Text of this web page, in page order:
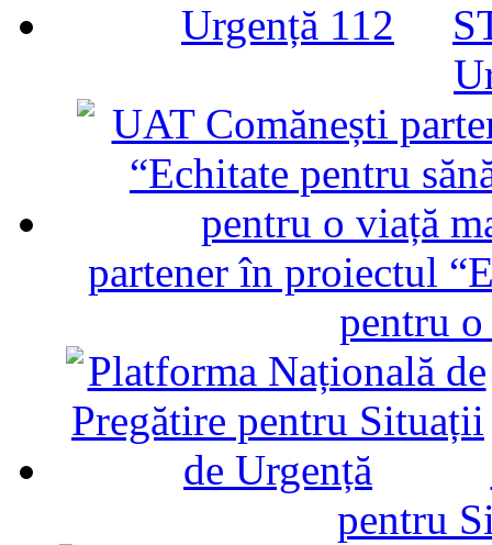
partener în proiectul
pentru
pentru